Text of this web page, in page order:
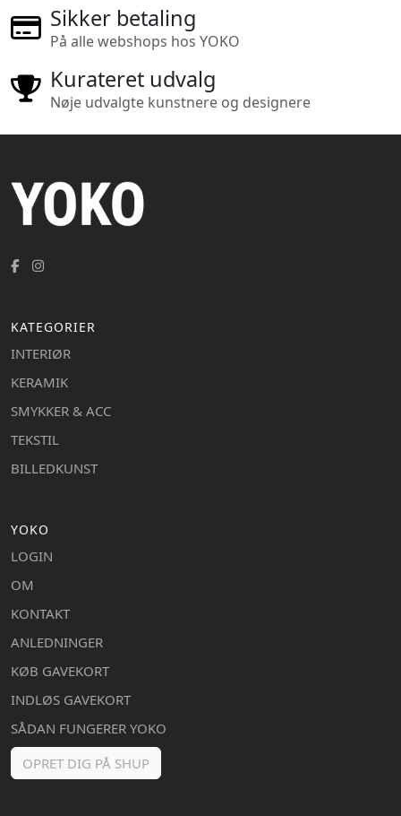
Sikker betaling
På alle webshops hos YOKO
Kurateret udvalg
Nøje udvalgte kunstnere og designere
KATEGORIER
INTERIØR
KERAMIK
SMYKKER & ACC
TEKSTIL
BILLEDKUNST
YOKO
LOGIN
OM
KONTAKT
ANLEDNINGER
KØB GAVEKORT
INDLØS GAVEKORT
SÅDAN FUNGERER YOKO
OPRET DIG PÅ SHUP